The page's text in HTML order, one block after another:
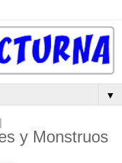
▼
y Monstruos